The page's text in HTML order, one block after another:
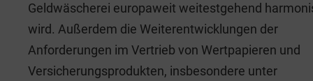
Geldwäscherei europaweit weitestgehend
wird. Außerdem die Weiterentwicklungen der
Anforderungen im Vertrieb von Wertpapieren und
Versicherungsprodukten, insbesondere unter